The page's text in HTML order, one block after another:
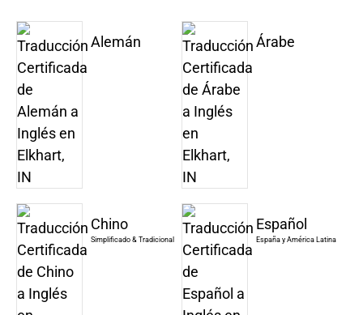
Alemán Árabe
Chino
Simplificado & Tradicional
Español
España y América Latina